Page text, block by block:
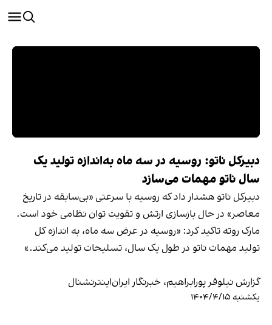
دبیرکل ناتو: روسیه در سه ماه به‌اندازه تولید یک
سال ناتو مهمات می‌سازد
دبیرکل ناتو هشدار داد که روسیه با سرعتی «بی‌سابقه در تاریخ
معاصر» در حال بازسازی ارتش و تقویت توان نظامی خود است.
مارک روته تاکید کرد: «روسیه در عرض سه ماه، به اندازه کل
تولید مهمات ناتو در طول یک سال، تسلیحات تولید می‌کند.»
گزارش نیلوفر پورابراهیم، خبرنگار ایران‌اینترنشنال
یکشنبه ۱۴۰۴/۴/۱۵